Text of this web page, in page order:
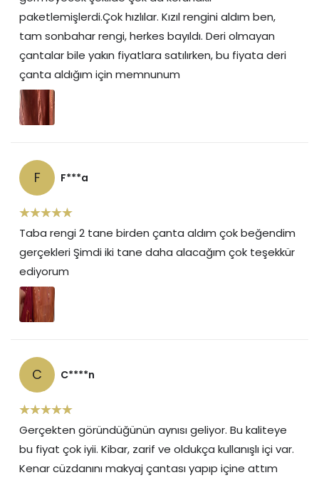
paketlemişlerdi.Çok hızlılar. Kızıl rengini aldım ben,
tam sonbahar rengi, herkes bayıldı. Deri olmayan
çantalar bile yakın fiyatlara satılırken, bu fiyata deri
çanta aldığım için memnunum
F F***a
Taba rengi 2 tane birden çanta aldım çok beğendim
gerçekleri Şimdi iki tane daha alacağım çok teşekkür
ediyorum
C C****n
Gerçekten göründüğünün aynısı geliyor. Bu kaliteye
bu fiyat çok iyii. Kibar, zarif ve oldukça kullanışlı içi var.
Kenar cüzdanını makyaj çantası yapıp içine attım